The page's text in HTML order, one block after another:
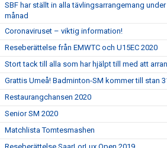
SBF har ställt in alla tävlingsarrangemang
månad
Coronaviruset – viktig information!
Reseberättelse från EMWTC och U15EC 2020
Stort tack till alla som har hjälpt till med att
Grattis Umeå! Badminton-SM kommer till stan
Restaurangchansen 2020
Senior SM 2020
Matchlista Tomtesmashen